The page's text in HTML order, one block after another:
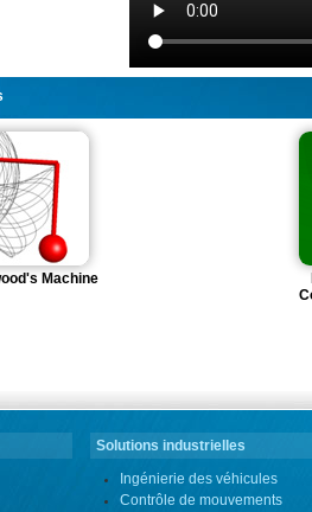
Machine
Solutions industrielles
Ingénierie des véhicules
Contrôle de mouvements